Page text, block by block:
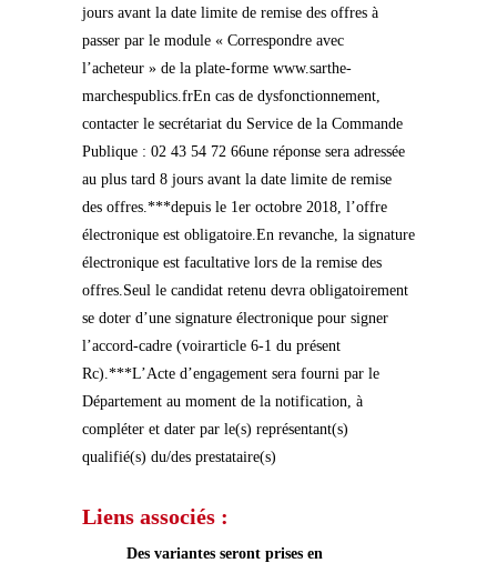
jours avant la date limite de remise des offres à
passer par le module « Correspondre avec
l’acheteur » de la plate-forme www.sarthe-
marchespublics.frEn cas de dysfonctionnement,
contacter le secrétariat du Service de la Commande
Publique : 02 43 54 72 66une réponse sera adressée
au plus tard 8 jours avant la date limite de remise
des offres.***depuis le 1er octobre 2018, l’offre
électronique est obligatoire.En revanche, la signature
électronique est facultative lors de la remise des
offres.Seul le candidat retenu devra obligatoirement
se doter d’une signature électronique pour signer
l’accord-cadre (voirarticle 6-1 du présent
Rc).***L’Acte d’engagement sera fourni par le
Département au moment de la notification, à
compléter et dater par le(s) représentant(s)
qualifié(s) du/des prestataire(s)
Liens associés :
Des variantes seront prises en